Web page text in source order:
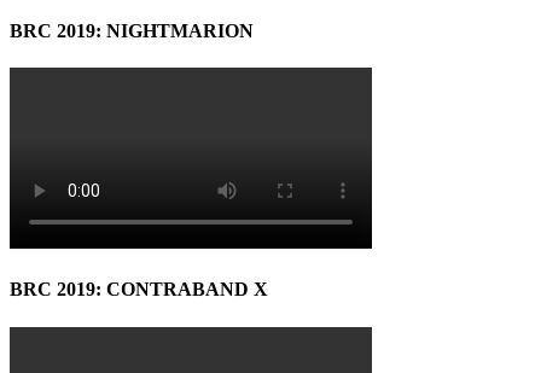
BRC 2019: NIGHTMARION
BRC 2019: CONTRABAND X